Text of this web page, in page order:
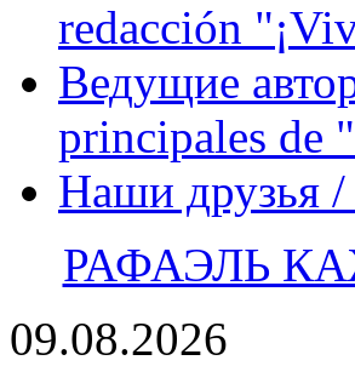
redacción
Ведущие
principales de
Наши друзья /
РАФАЭЛЬ
09.08.2026